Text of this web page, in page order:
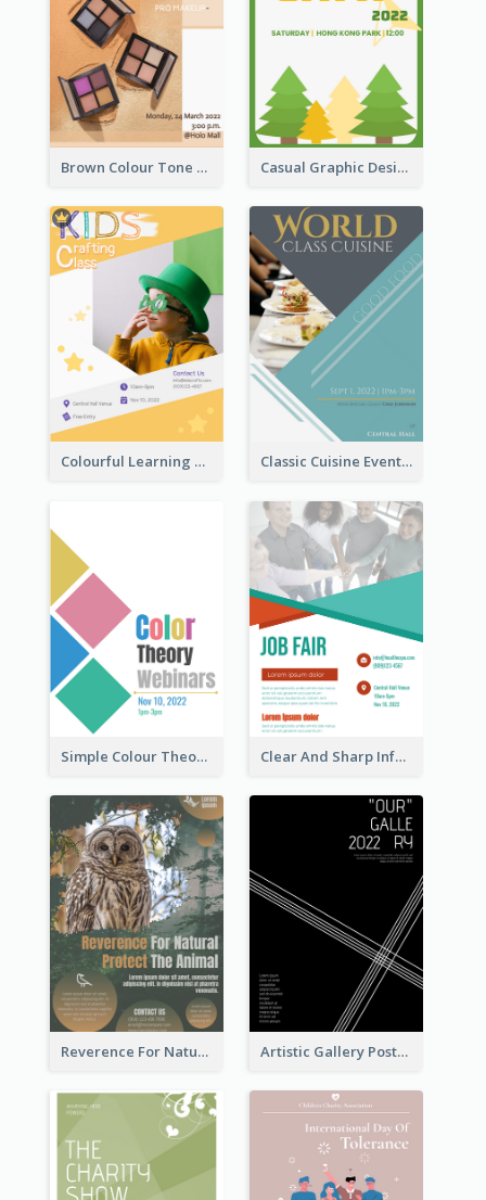
Brown Colour Tone Poster With Photo Casual Graphic Design Of Poster About Summer Camp
Colourful Learning Centre Poster For Kids' Education Classic Cuisine Event Poster With Details
Simple Colour Theory Poster With Details Clear And Sharp Informative Poster Of Job Fair
Reverence For Natural Protect The Animal Poster Artistic Gallery Poster Designed With Lines And Space